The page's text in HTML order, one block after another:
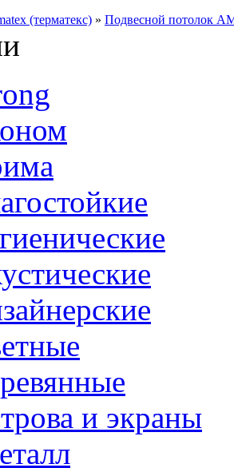
(терматекс) » Подвесной потолок
и экраны